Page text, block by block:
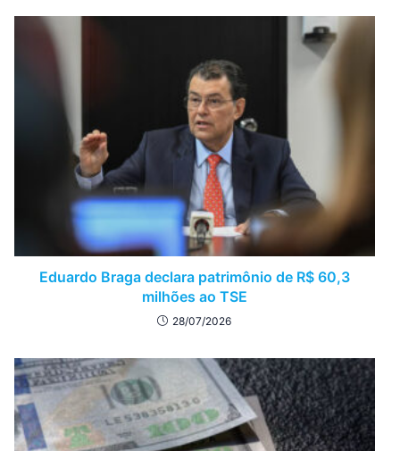
Eduardo Braga declara patrimônio de R$ 60,3
milhões ao TSE
28/07/2026